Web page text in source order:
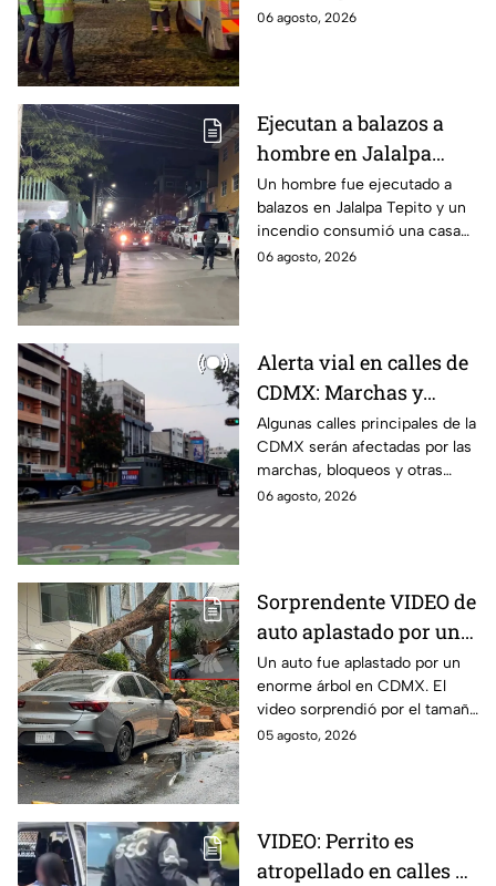
San Ángel; la responsable ya
06 agosto, 2026
Ejecutan a balazos a
hombre en Jalalpa
Tepito; hay un
detenido, mientras
dormía
Un hombre fue ejecutado a
balazos en Jalalpa Tepito y un
incendio consumió una casa
improvisada en pleno Centro
06 agosto, 2026
Alerta vial en calles de
CDMX: Marchas y
bloqueos afectan
circulación este jueves;
rutas alternas
Algunas calles principales de la
CDMX serán afectadas por las
marchas, bloqueos y otras
protestas de este jueves;
06 agosto, 2026
Sorprendente VIDEO de
auto aplastado por un
árbol en CDMX: así fue
el momento exacto
Un auto fue aplastado por un
enorme árbol en CDMX. El
video sorprendió por el tamaño
del árbol que dejó destruido el
05 agosto, 2026
VIDEO: Perrito es
atropellado en calles de